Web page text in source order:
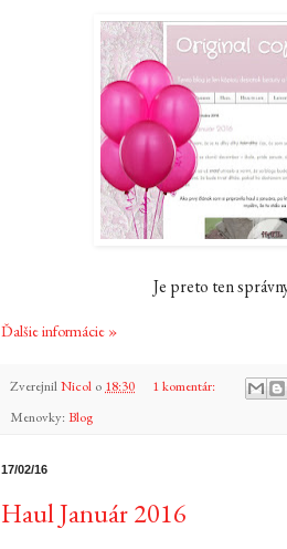
Je preto ten
Ďalšie informácie »
ZverejnilNicol o 18:30
1 komentár:
Menovky: Blog
17/02/16
Haul Január 2016